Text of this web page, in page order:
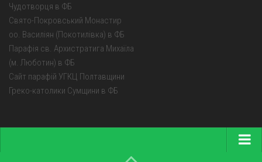
Чудотворця в ФБ
Свято-Покровський Монастир
оо. Василіян (Покотилівка) в ФБ
Парафія св. Архистратига Михаїла
(м. Люботин) в ФБ
Сайт парафій УГКЦ Полтавщини
Греко-католики Сумщини в ФБ